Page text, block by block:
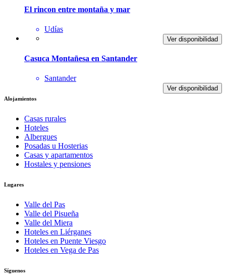
El rincon entre montaña y mar
Udías
Ver disponibilidad
Casuca Montañesa en Santander
Santander
Ver disponibilidad
Alojamientos
Casas rurales
Hoteles
Albergues
Posadas u Hosterias
Casas y apartamentos
Hostales y pensiones
Lugares
Valle del Pas
Valle del Pisueña
Valle del Miera
Hoteles en Liérganes
Hoteles en Puente Viesgo
Hoteles en Vega de Pas
Síguenos